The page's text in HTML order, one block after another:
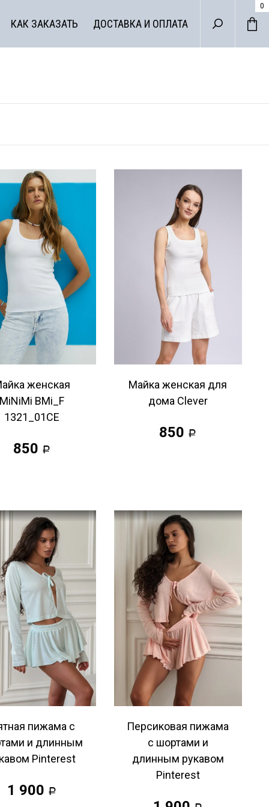
ДЛЯ
ХАЛАТЫ И
КАК ЗАКАЗАТЬ ДОСТАВКА И ОПЛАТА
0
женская
BMi_F
1321_01CE
850 Р
Майка женская для
дома Clever
850 Р
пижама с
и длинным
Pinterest
1 900 Р
Персиковая пижама
с шортами и
длинным рукавом
Pinterest